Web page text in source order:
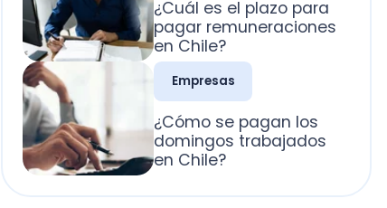
¿Cómo se pagan los
domingos trabajados
en Chile?